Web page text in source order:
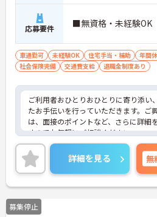
応募要件 ■無資格・未経験OK
車通勤可 未経験OK 住宅手当・補助 年間
社会保険完備
交通費支給 退職金制度あり
ご利用者おひとりおひとりに寄り添い
たお手伝いを行っていただきます。ご
は、面接のポイントなど、さらに詳細
すのでお気軽にご相談ください。
詳細を見る 無
募集停止